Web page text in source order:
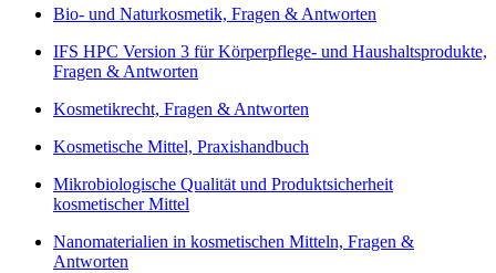
Bio- und Naturkosmetik, Fragen & Antworten
IFS HPC Version 3 für Körperpflege- und Haushaltsprodukte,
Fragen & Antworten
Kosmetikrecht, Fragen & Antworten
Kosmetische Mittel, Praxishandbuch
Mikrobiologische Qualität und Produktsicherheit
kosmetischer Mittel
Nanomaterialien in kosmetischen Mitteln, Fragen &
Antworten